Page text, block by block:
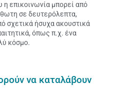
η επικοινωνία μπορεί από
σε δευτερόλεπτα,
σχετικά ήσυχα ακουστικά
όπως π.χ. ένα
κόσμο.
να καταλάβουν